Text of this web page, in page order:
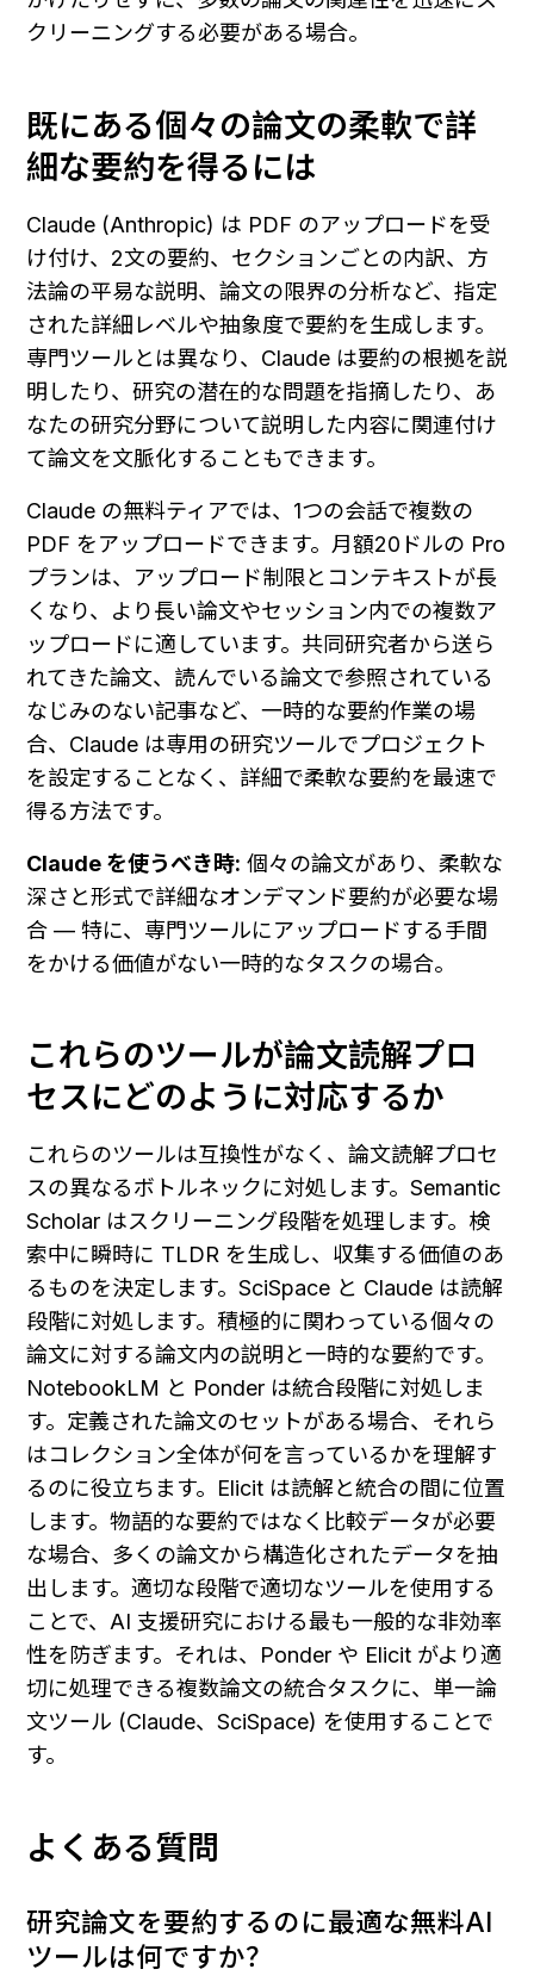
クリーニングする必要がある場合。
既にある個々の論文の柔軟で詳
細な要約を得るには
Claude (Anthropic) は PDF のアップロードを受
け付け、2文の要約、セクションごとの内訳、方
法論の平易な説明、論文の限界の分析など、指定
された詳細レベルや抽象度で要約を生成します。
専門ツールとは異なり、Claude は要約の根拠を説
明したり、研究の潜在的な問題を指摘したり、あ
なたの研究分野について説明した内容に関連付け
て論文を文脈化することもできます。
Claude の無料ティアでは、1つの会話で複数の
PDF をアップロードできます。月額20ドルの Pro
プランは、アップロード制限とコンテキストが長
くなり、より長い論文やセッション内での複数ア
ップロードに適しています。共同研究者から送ら
れてきた論文、読んでいる論文で参照されている
なじみのない記事など、一時的な要約作業の場
合、Claude は専用の研究ツールでプロジェクト
を設定することなく、詳細で柔軟な要約を最速で
得る方法です。
Claude を使うべき時: 個々の論文があり、柔軟な
深さと形式で詳細なオンデマンド要約が必要な場
合 — 特に、専門ツールにアップロードする手間
をかける価値がない一時的なタスクの場合。
これらのツールが論文読解プロ
セスにどのように対応するか
これらのツールは互換性がなく、論文読解プロセ
スの異なるボトルネックに対処します。Semantic
Scholar はスクリーニング段階を処理します。検
索中に瞬時に TLDR を生成し、収集する価値のあ
るものを決定します。SciSpace と Claude は読解
段階に対処します。積極的に関わっている個々の
論文に対する論文内の説明と一時的な要約です。
NotebookLM と Ponder は統合段階に対処しま
す。定義された論文のセットがある場合、それら
はコレクション全体が何を言っているかを理解す
るのに役立ちます。Elicit は読解と統合の間に位置
します。物語的な要約ではなく比較データが必要
な場合、多くの論文から構造化されたデータを抽
出します。適切な段階で適切なツールを使用する
ことで、AI 支援研究における最も一般的な非効率
性を防ぎます。それは、Ponder や Elicit がより適
切に処理できる複数論文の統合タスクに、単一論
文ツール (Claude、SciSpace) を使用することで
す。
よくある質問
研究論文を要約するのに最適な無料AI
ツールは何ですか？